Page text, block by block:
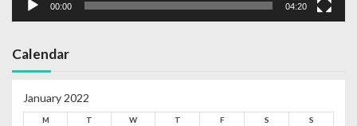
00:00 04:20
Calendar
January 2022
M T W T F S
S